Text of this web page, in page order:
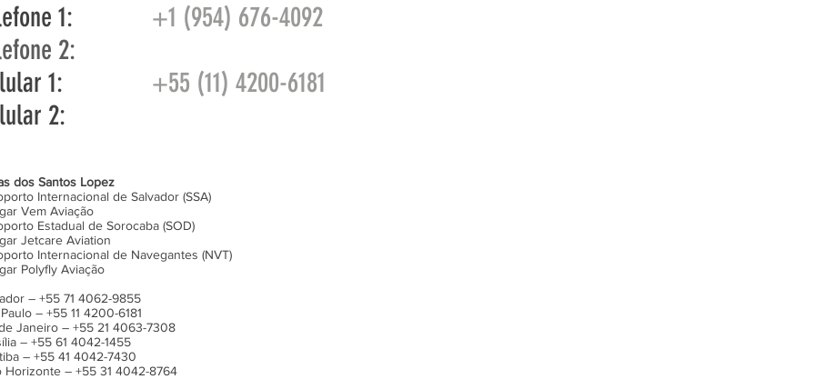
1:
+1 (954) 676-4092
2:
1:
+55 (11) 4200-6181
2:
dos Santos Lopez
Internacional de Salvador (SSA)
Vem Aviação
Estadual de Sorocaba (SOD)
Jetcare Aviation
Internacional de Navegantes (NVT)
Polyfly Aviação
– +55 71 4062-9855
– +55 11 4200-6181
Janeiro – +55 21 4063-7308
– +55 61 4042-1455
– +55 41 4042-7430
Horizonte – +55 31 4042-8764